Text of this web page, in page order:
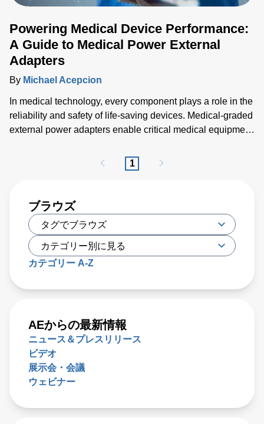
Powering Medical Device Performance:
A Guide to Medical Power External
Adapters
By Michael Acepcion
In medical technology, every component plays a role in the
reliability and safety of life-saving devices. Medical-graded
external power adapters enable critical medical equipment
operator and patient safety. Selecting the right medical
power external adapter contributes to the seamless
1
ブラウズ
カテゴリー A-Z
AEからの最新情報
ニュース＆プレスリリース
ビデオ
展示会・会議
ウェビナー